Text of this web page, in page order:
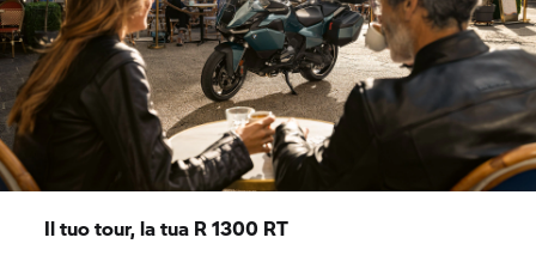
Il tuo tour, la tua R 1300 RT